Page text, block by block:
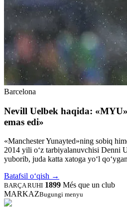
Barcelona
Nevill Uelbek haqida:
emas edi»
«Manchester Yunayted»ning sobiq
2014 yili o‘z tarbiyalanuvchisi Denni
yuborib, juda katta xatoga yo‘l
Batafsil o‘qish →
BARÇA RUHI 1899 Més que un club
MARKAZBugungi menyu